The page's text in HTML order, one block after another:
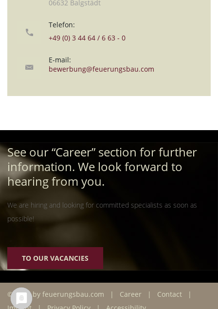
06632 Balgstädt
Telefon:
+49 (0) 3 44 64 / 6 63 - 0
E-mail:
bewerbung@feuerungsbau.com
See our “Career” section for further
information. We look forward to
hearing from you.
We are hiring and looking for committed specialists as soon as
possible!
TO OUR VACANCIES
© 2026 by feuerungsbau.com | Career | Contact |